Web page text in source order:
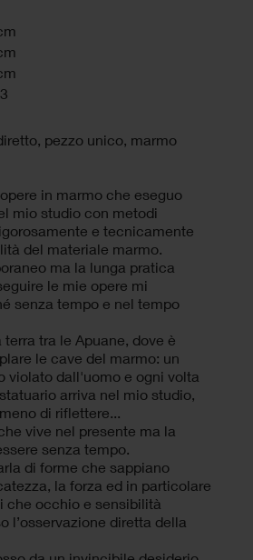
pezzo unico, marmo
in marmo che eseguo
mio studio con metodi
e tecnicamente
del materiale marmo.
ma la lunga pratica
le mie opere mi
senza tempo e nel tempo
tra le Apuane, dove è
le cave del marmo: un
violato dall'uomo e ogni volta
arriva nel mio studio,
di riflettere...
vive nel presente ma la
senza tempo.
di forme che sappiano
la forza ed in particolare
che occhio e sensibilità
l’osservazione diretta della